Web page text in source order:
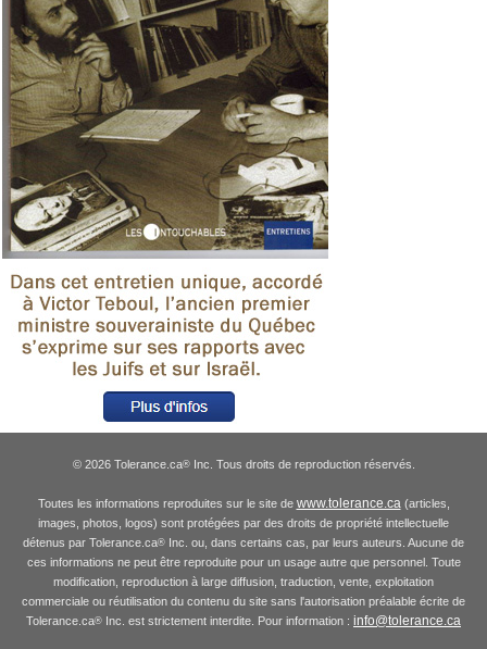
© 2026 Tolerance.ca®Inc. Tous droits de reproduction réservés.
Toutes les informations reproduites sur le site de www.tolerance.ca(articles,
images, photos, logos) sont protégées par des droits de propriété intellectuelle
détenus par Tolerance.ca® Inc. ou, dans certains cas, par leurs auteurs. Aucune de
ces informations ne peut être reproduite pour un usage autre que personnel. Toute
modification, reproduction à large diffusion, traduction, vente, exploitation
commerciale ou réutilisation du contenu du site sans l'autorisation préalable écrite de
Tolerance.ca® Inc. est strictement interdite. Pour information : info@tolerance.ca